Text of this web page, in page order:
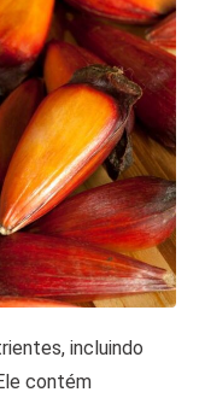
incluindo
contém